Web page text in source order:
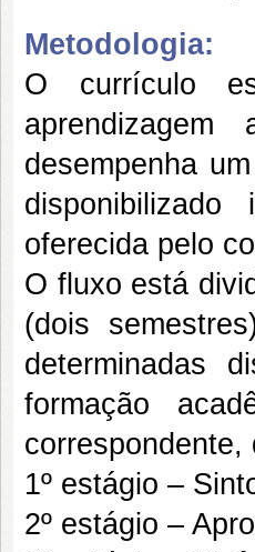
Metodologia:
O currículo
desempenha
disponibilizado
oferecida pelo
O fluxo está
(dois
determinadas
formação
1º estágio –
2º estágio –